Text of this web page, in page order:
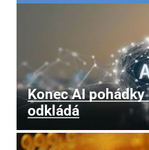
Konec AI
odkládá